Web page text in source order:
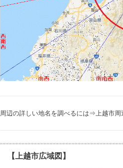
周辺の詳しい地名を調べるには⇒上越市周
【上越市広域図】